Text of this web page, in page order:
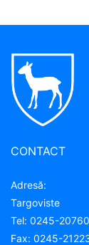
CONTACT
Adresă:
Targoviste
Tel: 0245-
Fax: 0245-